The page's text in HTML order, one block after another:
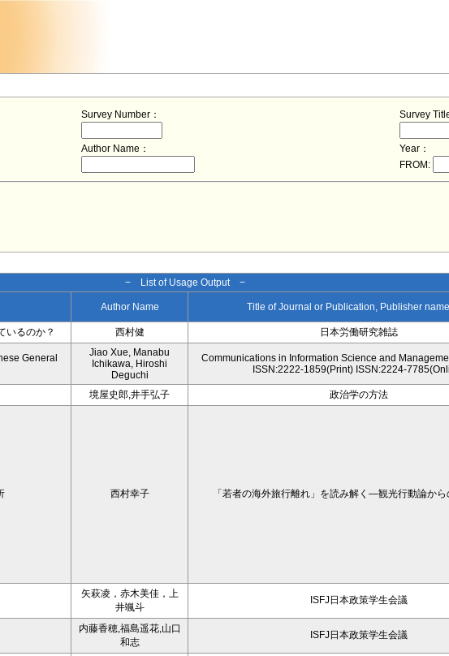
Survey Number： Survey
Author Name：
Year：
FROM:
− List of Usage Output −
Author Name Title of Journal or Publication, Publisher
いるのか？ 西村健 日本労働研究雑誌
General
Jiao Xue, Manabu
Ichikawa, Hiroshi
Deguchi
Communications in Information Science and
ISSN:2222-1859(Print) ISSN:2224-
境屋史郎,井手弘子 政治学の方法
西村幸子 「若者の海外旅行離れ」を読み解く―観光行動論か
矢萩凌，赤木美佳，上
井颯斗
ISFJ日本政策学生会議
内藤香穂,福島遥花,山口
和志
ISFJ日本政策学生会議